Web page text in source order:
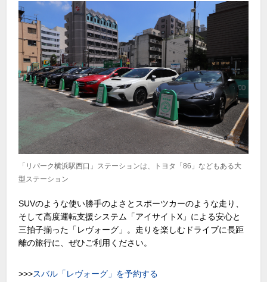
「リパーク横浜駅西口」ステーションは、トヨタ「86」などもある大
型ステーション
SUVのような使い勝手のよさとスポーツカーのような走り、
そして高度運転支援システム「アイサイトX」による安心と
三拍子揃った「レヴォーグ」。走りを楽しむドライブに長距
離の旅行に、ぜひご利用ください。
>>>スバル「レヴォーグ」を予約する